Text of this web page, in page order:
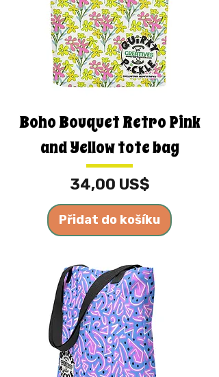
Boho Bouquet Retro Pink
and Yellow tote bag
Cena
34,00 US$
Přidat do košíku